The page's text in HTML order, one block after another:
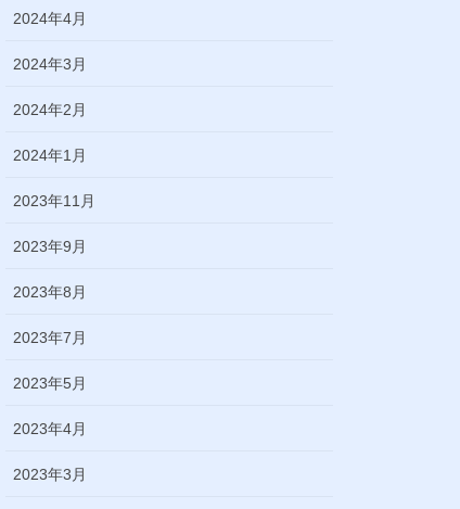
2024年4月
2024年3月
2024年2月
2024年1月
2023年11月
2023年9月
2023年8月
2023年7月
2023年5月
2023年4月
2023年3月